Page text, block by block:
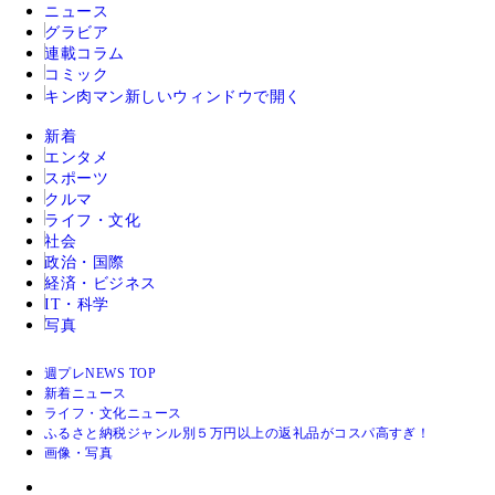
ニュース
グラビア
連載コラム
コミック
キン肉マン 新しいウィンドウで開く
新着
エンタメ
スポーツ
クルマ
ライフ・文化
社会
政治・国際
経済・ビジネス
IT・科学
写真
週プレNEWS TOP
新着ニュース
ライフ・文化ニュース
ふるさと納税ジャンル別５万円以上の返礼品がコスパ高すぎ！
画像・写真